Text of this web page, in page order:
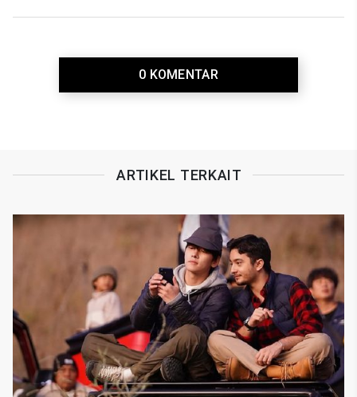
0 KOMENTAR
ARTIKEL TERKAIT